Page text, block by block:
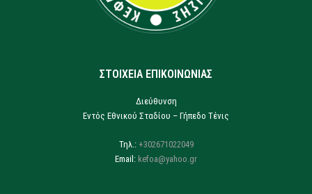
ΣΤΟΙΧΕΙΑ ΕΠΙΚΟΙΝΩΝΙΑΣ
Διεύθυνση
Εντός Εθνικού Σταδίου – Γήπεδο Τένις
Τηλ.: +302671022049
Email: kefoa@yahoo.gr